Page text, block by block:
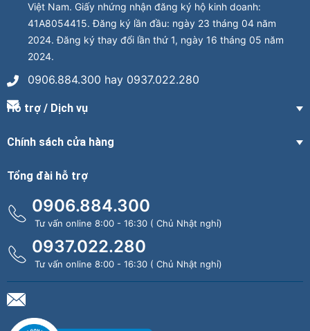
Việt Nam. Giấy nhứng nhận đăng ký hộ kinh doanh:
41A8054415. Đăng ký lần đầu: ngày 23 tháng 04 năm
2024. Đăng ký thay đổi lần thứ 1, ngày 16 tháng 05 năm
2024.
0906.884.300 hay 0937.022.280
Hỗ trợ / Dịch vụ
Chính sách cửa hàng
Tổng đài hỗ trợ
0906.884.300
Tư vấn online 8:00 - 16:30 ( Chủ Nhật nghỉ)
0937.022.280
Tư vấn online 8:00 - 16:30 ( Chủ Nhật nghỉ)